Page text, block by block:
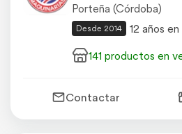
Porteña (Córdoba)
Desde 2014
12 años
141 productos en
Contactar